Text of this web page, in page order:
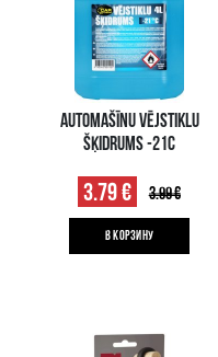
AUTOMAŠĪNU VĒJSTIKLU
ŠĶIDRUMS -21C
3.79 € 3.99 €
B КОРЗИНУ